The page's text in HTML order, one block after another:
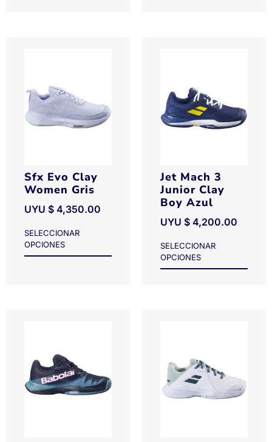
Sfx Evo Clay
Women Gris
UYU $ 4,350.00
SELECCIONAR
OPCIONES
Jet Mach 3
Junior Clay
Boy Azul
UYU $ 4,200.00
SELECCIONAR
OPCIONES